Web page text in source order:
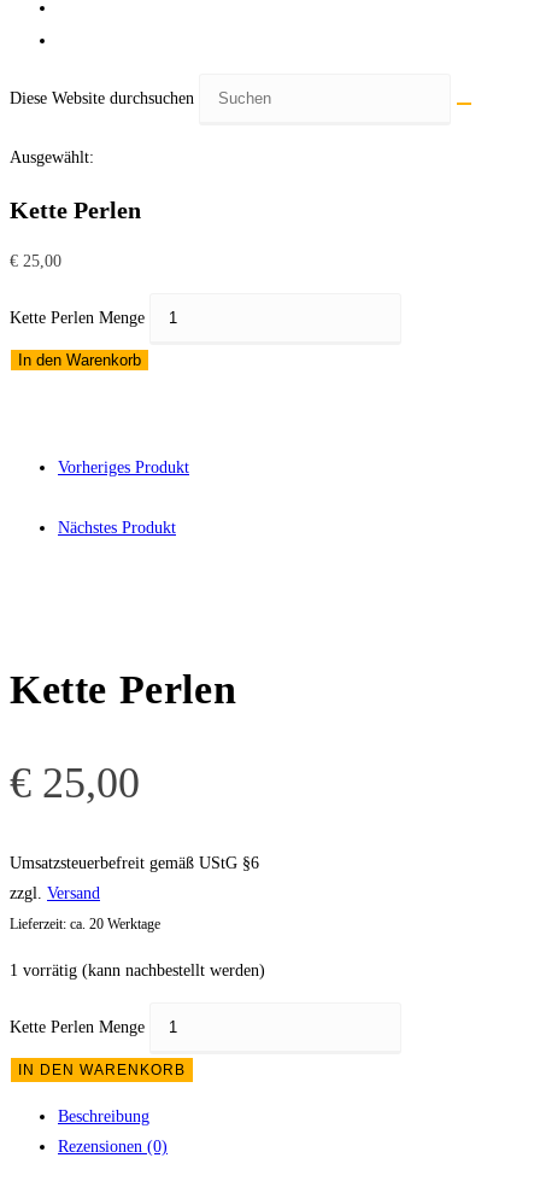
Diese Website durchsuchen
Ausgewählt:
Kette Perlen
€ 25,00
Kette Perlen Menge
In den Warenkorb
Vorheriges Produkt
Nächstes Produkt
Kette Perlen
€ 25,00
Umsatzsteuerbefreit gemäß UStG §6
zzgl. Versand
Lieferzeit: ca. 20 Werktage
1 vorrätig (kann nachbestellt werden)
Kette Perlen Menge
IN DEN WARENKORB
Beschreibung
Rezensionen (0)